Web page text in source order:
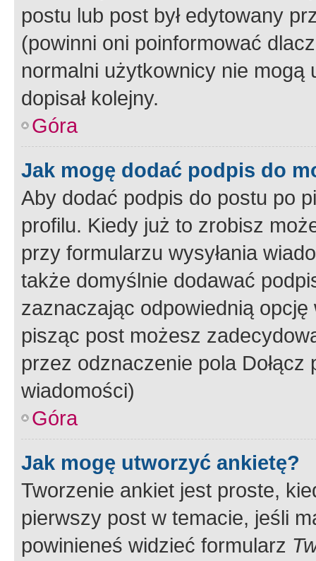
postu lub post był edytowany
(powinni oni poinformować
normalni użytkownicy nie
dopisał kolejny.
Góra
Jak mogę dodać podpis do
Aby dodać podpis do postu po
profilu. Kiedy już to zrobisz
przy formularzu wysyłania
także domyślnie dodawać
zaznaczając odpowiednią
pisząc post możesz
przez odznaczenie pola
wiadomości)
Góra
Jak mogę utworzyć ankietę?
Tworzenie ankiet jest proste,
pierwszy post w temacie, jeśli
powinieneś widzieć formularz